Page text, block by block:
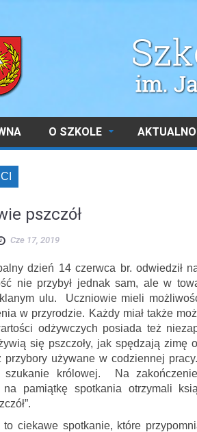
O SZKOLE
pszczół
Cze 17, 2019
dzień 14 czerwca br. odwiedził
nie przybył jednak sam, ale w
ulu. Uczniowie mieli
w przyrodzie. Każdy miał także
odżywczych posiada też
się pszczoły, jak spędzają zimę
przybory używane w codziennej
szukanie królowej. Na
pamiątkę spotkania otrzymali
ciekawe spotkanie, które